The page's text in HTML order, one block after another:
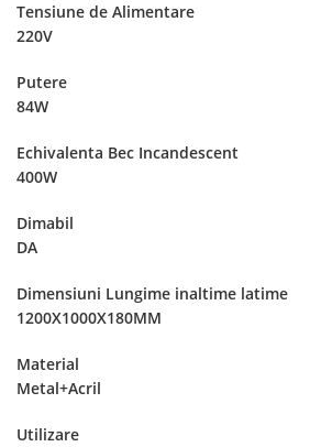
Tensiune de Alimentare
220V
Putere
84W
Echivalenta Bec Incandescent
400W
Dimabil
DA
Dimensiuni Lungime inaltime latime
1200X1000X180MM
Material
Metal+Acril
Utilizare